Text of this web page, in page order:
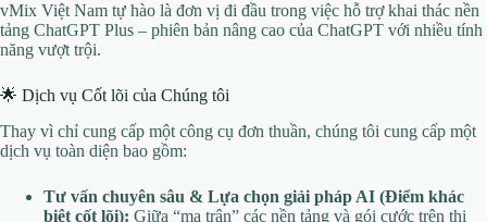
vMix Việt Nam tự hào là đơn vị đi đầu trong việc hỗ trợ khai thác nền
tảng ChatGPT Plus – phiên bản nâng cao của ChatGPT với nhiều tính
năng vượt trội.
🌟 Dịch vụ Cốt lõi của Chúng tôi
Thay vì chỉ cung cấp một công cụ đơn thuần, chúng tôi cung cấp một
dịch vụ toàn diện bao gồm:
Tư vấn chuyên sâu & Lựa chọn giải pháp AI (Điểm khác
biệt cốt lõi): Giữa “ma trận” các nền tảng và gói cước trên thị